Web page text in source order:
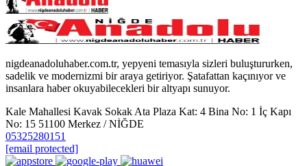
nigdeanadoluhaber.com.tr, yepyeni temasıyla sizleri buluştururken,
sadelik ve modernizmi bir araya getiriyor. Şatafattan kaçınıyor ve
insanlara haber okuyabilecekleri bir altyapı sunuyor.
Kale Mahallesi Kavak Sokak Ata Plaza Kat: 4 Bina No: 1 İç Kapı
No: 15 51100 Merkez / NİĞDE
05325280151
[email protected]